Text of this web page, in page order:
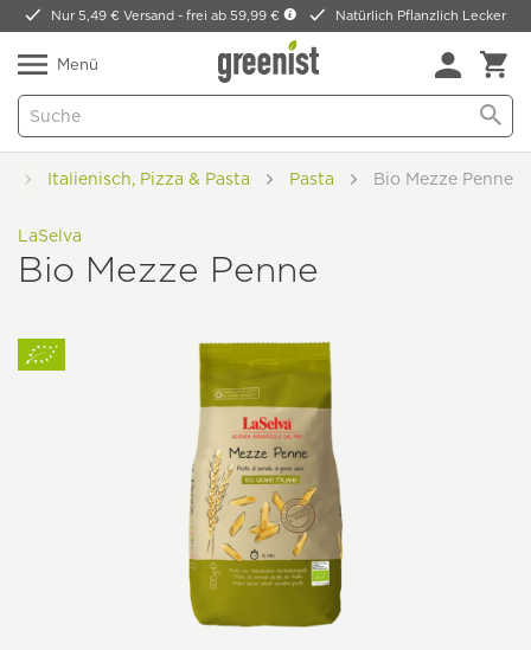
Nur 5,49 € Versand -frei ab 59,99 € Natürlich Pflanzlich Lecker
Menü
Italienisch, Pizza & Pasta Pasta Bio Mezze Penne
LaSelva
Bio Mezze Penne